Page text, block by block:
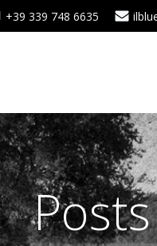
+39 339 748 6635